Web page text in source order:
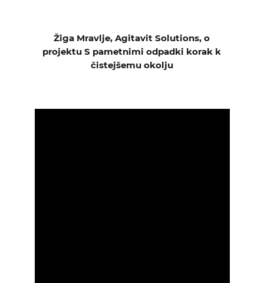
Žiga Mravlje, Agitavit Solutions, o
projektu S pametnimi odpadki korak k
čistejšemu okolju